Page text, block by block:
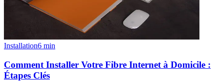
Installation6 min
Comment Installer Votre Fibre Internet à Domicile :
Étapes Clés